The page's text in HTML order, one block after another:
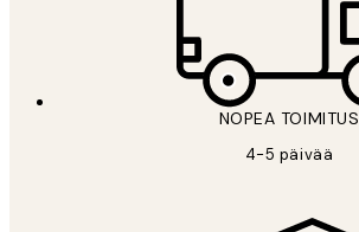
NOPEA TOIMITUS
4-5 päivää